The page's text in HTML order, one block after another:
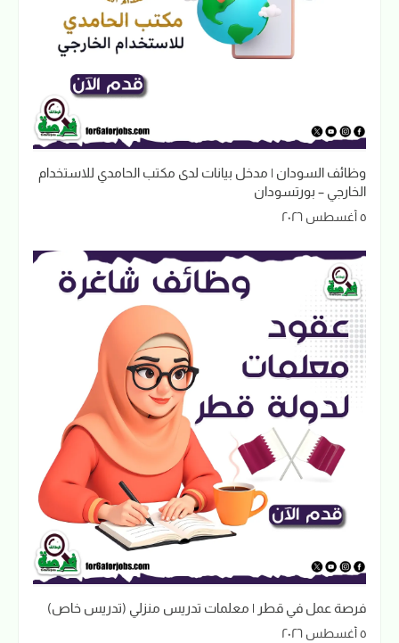
وظائف السودان | مدخل بيانات لدى مكتب الحامدي للاستخدام
الخارجي – بورتسودان
٥ أغسطس ٢٠٢٦
فرصة عمل في قطر | معلمات تدريس منزلي (تدريس خاص)
٥ أغسطس ٢٠٢٦